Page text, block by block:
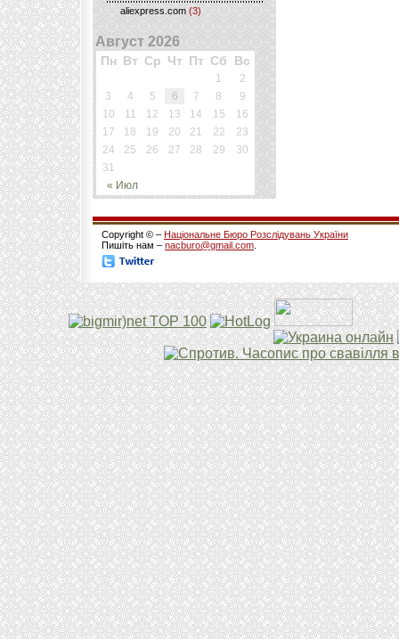
aliexpress.com (3)
Август 2026
Пн Вт Ср Чт Пт Сб Вс
« Июл
1
2
3
4 5 6 7 8
9
10
11 12 13 14 15
16
17
18 19 20 21 22
23
24
25 26 27 28 29
30
31
Copyright © – Національне Бюро Розслідувань України
Пишіть нам – nacburo@gmail.com